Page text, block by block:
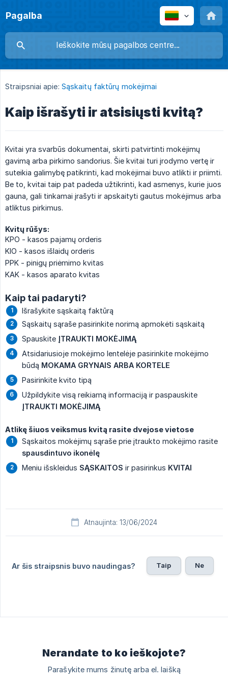
Pagalba
Straipsniai apie: Sąskaitų faktūrų mokėjimai
Kaip išrašyti ir atsisiųsti kvitą?
Kvitai yra svarbūs dokumentai, skirti patvirtinti mokėjimų
gavimą arba pirkimo sandorius. Šie kvitai turi įrodymo vertę ir
suteikia galimybę patikrinti, kad mokėjimai buvo atlikti ir priimti.
Be to, kvitai taip pat padeda užtikrinti, kad asmenys, kurie juos
gauna, gali tinkamai įrašyti ir apskaityti gautus mokėjimus arba
atliktus pirkimus.
Kvitų rūšys:
KPO - kasos pajamų orderis
KIO - kasos išlaidų orderis
PPK - pinigų priėmimo kvitas
KAK - kasos aparato kvitas
Kaip tai padaryti?
Išrašykite sąskaitą faktūrą
Sąskaitų sąraše pasirinkite norimą apmokėti sąskaitą
Spauskite ĮTRAUKTI MOKĖJIMĄ
Atsidariusioje mokėjimo lentelėje pasirinkite mokėjimo
būdą MOKAMA GRYNAIS ARBA KORTELE
Pasirinkite kvito tipą
Užpildykite visą reikiamą informaciją ir paspauskite
ĮTRAUKTI MOKĖJIMĄ
Atlikę šiuos veiksmus kvitą rasite dvejose vietose
Sąskaitos mokėjimų sąraše prie įtraukto mokėjimo rasite
spausdintuvo ikonėlę
Meniu išskleidus SĄSKAITOS ir pasirinkus KVITAI
Atnaujinta: 13/06/2024
Ar šis straipsnis buvo naudingas? Taip Ne
Nerandate to ko ieškojote?
Parašykite mums žinutę arba el. laišką